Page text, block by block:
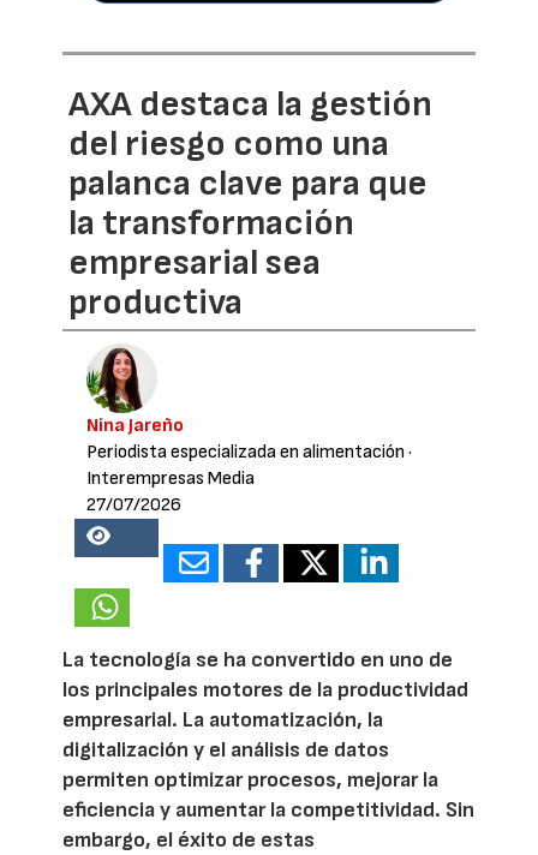
AXA destaca la gestión
del riesgo como una
palanca clave para que
la transformación
empresarial sea
productiva
Nina Jareño
Periodista especializada en alimentación ·
Interempresas Media
27/07/2026
13858
La tecnología se ha convertido en uno de
los principales motores de la productividad
empresarial. La automatización, la
digitalización y el análisis de datos
permiten optimizar procesos, mejorar la
eficiencia y aumentar la competitividad. Sin
embargo, el éxito de estas